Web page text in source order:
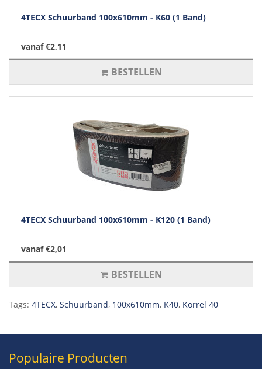
4TECX Schuurband 100x610mm - K60 (1 Band)
vanaf €2,11
BESTELLEN
4TECX Schuurband 100x610mm - K120 (1 Band)
vanaf €2,01
BESTELLEN
Tags: 4TECX, Schuurband, 100x610mm, K40, Korrel 40
Populaire Producten